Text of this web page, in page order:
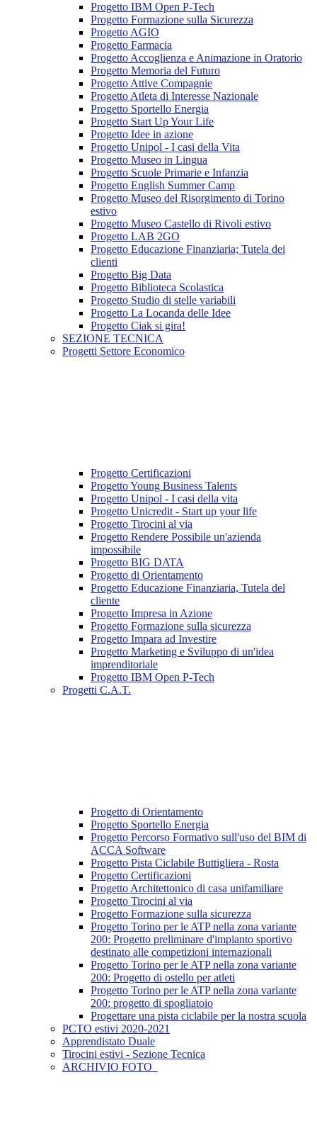
Progetto IBM Open P-Tech
Progetto Formazione sulla Sicurezza
Progetto AGIO
Progetto Farmacia
Progetto Accoglienza e Animazione in Oratorio
Progetto Memoria del Futuro
Progetto Attive Compagnie
Progetto Atleta di Interesse Nazionale
Progetto Sportello Energia
Progetto Start Up Your Life
Progetto Idee in azione
Progetto Unipol - I casi della Vita
Progetto Museo in Lingua
Progetto Scuole Primarie e Infanzia
Progetto English Summer Camp
Progetto Museo del Risorgimento di Torino
estivo
Progetto Museo Castello di Rivoli estivo
Progetto LAB 2GO
Progetto Educazione Finanziaria; Tutela dei
clienti
Progetto Big Data
Progetto Biblioteca Scolastica
Progetto Studio di stelle variabili
Progetto La Locanda delle Idee
Progetto Ciak si gira!
SEZIONE TECNICA
Progetti Settore Economico
Progetto Certificazioni
Progetto Young Business Talents
Progetto Unipol - I casi della vita
Progetto Unicredit - Start up your life
Progetto Tirocini al via
Progetto Rendere Possibile un'azienda
impossibile
Progetto BIG DATA
Progetto di Orientamento
Progetto Educazione Finanziaria, Tutela del
cliente
Progetto Impresa in Azione
Progetto Formazione sulla sicurezza
Progetto Impara ad Investire
Progetto Marketing e Sviluppo di un'idea
imprenditoriale
Progetto IBM Open P-Tech
Progetti C.A.T.
Progetto di Orientamento
Progetto Sportello Energia
Progetto Percorso Formativo sull'uso del BIM di
ACCA Software
Progetto Pista Ciclabile Buttigliera - Rosta
Progetto Certificazioni
Progetto Architettonico di casa unifamiliare
Progetto Tirocini al via
Progetto Formazione sulla sicurezza
Progetto Torino per le ATP nella zona variante
200: Progetto preliminare d'impianto sportivo
destinato alle competizioni internazionali
Progetto Torino per le ATP nella zona variante
200: Progetto di ostello per atleti
Progetto Torino per le ATP nella zona variante
200: progetto di spogliatoio
Progettare una pista ciclabile per la nostra scuola
PCTO estivi 2020-2021
Apprendistato Duale
Tirocini estivi - Sezione Tecnica
ARCHIVIO FOTO_